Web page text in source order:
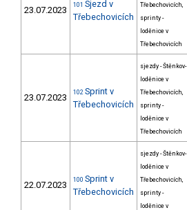
23.07.2023 101 Sjezd v
Třebechovicích
Třebechovicích,
sprinty -
loděnice v
Třebechovicích
23.07.2023 102 Sprint v
Třebechovicích
sjezdy - Štěnkov-
loděnice v
Třebechovicích,
sprinty -
loděnice v
Třebechovicích
22.07.2023 100 Sprint v
Třebechovicích
sjezdy - Štěnkov-
loděnice v
Třebechovicích,
sprinty -
loděnice v